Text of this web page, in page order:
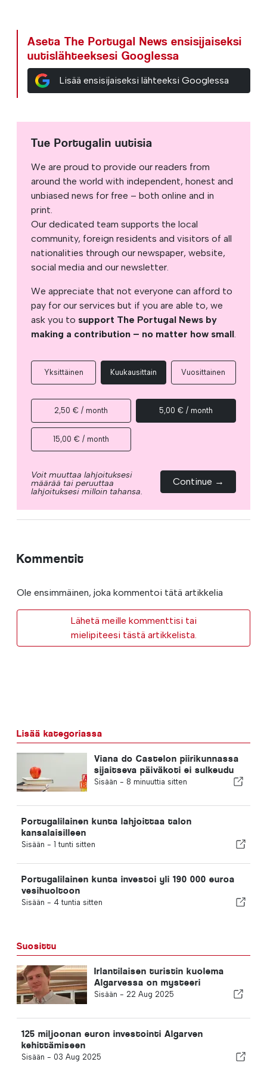
Aseta The Portugal News ensisijaiseksi
uutislähteeksesi Googlessa
Lisää ensisijaiseksi lähteeksi Googlessa
Tue Portugalin uutisia
We are proud to provide our readers from
around the world with independent, honest and
unbiased news for free – both online and in
print.
Our dedicated team supports the local
community, foreign residents and visitors of all
nationalities through our newspaper, website,
social media and our newsletter.
We appreciate that not everyone can afford to
pay for our services but if you are able to, we
ask you to support The Portugal News by
making a contribution – no matter how small.
Yksittäinen Kuukausittain Vuosittainen
2,50 € / month 5,00 € / month
15,00 € / month
Voit muuttaa lahjoituksesi
määrää tai peruuttaa
lahjoituksesi milloin tahansa.
Continue →
Kommentit
Ole ensimmäinen, joka kommentoi tätä artikkelia
Lähetä meille kommenttisi tai
mielipiteesi tästä artikkelista.
Lisää kategoriassa
Viana do Castelon piirikunnassa
sijaitseva päiväkoti ei sulkeudu
Sisään - 8 minuuttia sitten
Portugalilainen kunta lahjoittaa talon
kansalaisilleen
Sisään - 1 tunti sitten
Portugalilainen kunta investoi yli 190 000 euroa
vesihuoltoon
Sisään - 4 tuntia sitten
Suosittu
Irlantilaisen turistin kuolema
Algarvessa on mysteeri
Sisään - 22 Aug 2025
125 miljoonan euron investointi Algarven
kehittämiseen
Sisään - 03 Aug 2025